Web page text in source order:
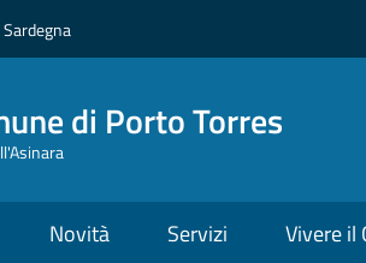
di Porto Torres
Novità Servizi Vivere il